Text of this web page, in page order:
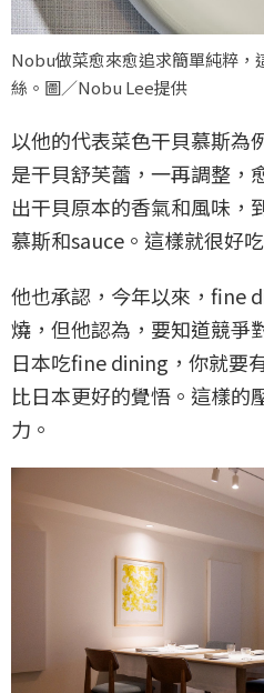
Nobu做菜愈來愈追求簡單純粹，
絲。圖／Nobu Lee提供
以他的代表菜色干貝慕斯為
是干貝舒芙蕾，一再調整，
出干貝原本的香氣和風味，
慕斯和sauce。這樣就很好吃
他也承認，今年以來，fine
燒，但他認為，要知道競爭
日本吃fine dining，你就要
比日本更好的覺悟。這樣的
力。